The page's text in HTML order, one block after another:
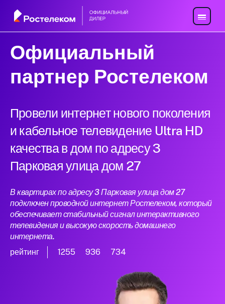
Официальный
партнер Ростелеком
Провели интернет нового поколения
и кабельное телевидение Ultra HD
качества в дом по адресу 3
Парковая улица дом 27
В квартирах по адресу 3 Парковая улица дом 27
подключен проводной интернет Ростелеком, который
обеспечивает стабильный сигнал интерактивного
телевидения и высокую скорость домашнего
интернета.
рейтинг
1255 936 734